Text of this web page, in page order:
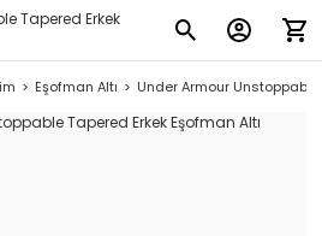
Eşofman Altı Under Armour Unstoppable